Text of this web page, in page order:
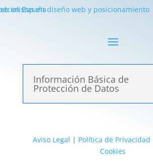
Información Básica de
Protección de Datos
Aviso Legal | Política de Privacidad
Cookies